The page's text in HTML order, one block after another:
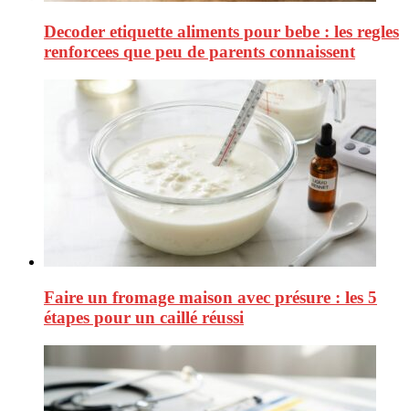
Decoder etiquette aliments pour bebe : les regles
renforcees que peu de parents connaissent
Faire un fromage maison avec présure : les 5
étapes pour un caillé réussi